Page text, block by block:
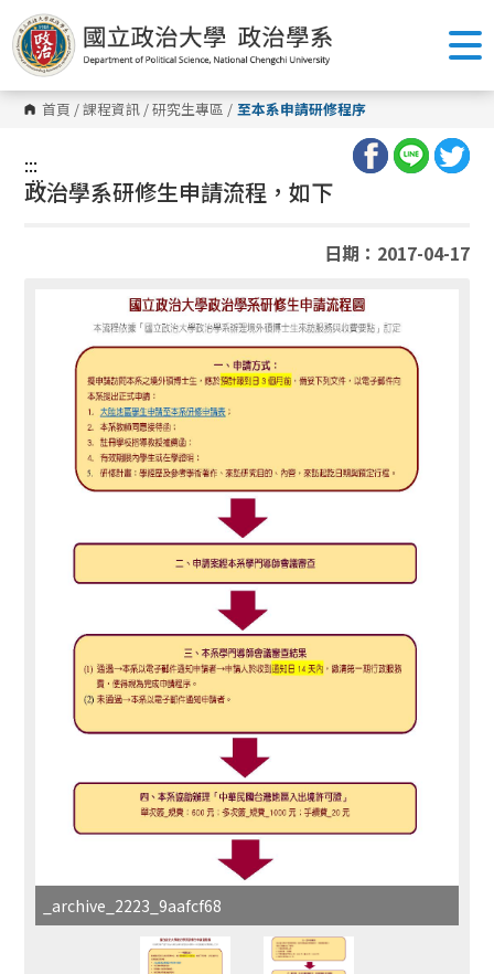
跳
到
主
要
內
容
區 首頁 /課程資訊 /研究生專區 / 至本系申請研修程序
:::
:::
政治學系研修生申請流程，如下
日期：2017-04-17
_archive_2223_9aafcf68